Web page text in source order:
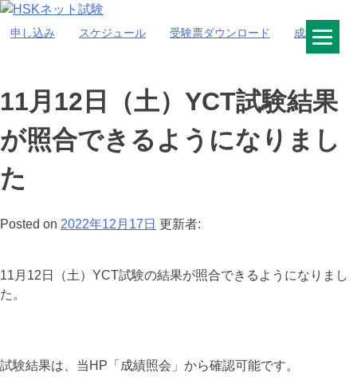
Skip
HSKネット試験
申し込み スケジュール 受験票ダウンロード 成績照会
11月12日（土）YCT試験結果
が照合できるようになりまし
た
Posted on 2022年12月17日 更新者:
11月12日（土）YCT試験の結果が照合できるようになりまし
た。
試験結果は、当HP「成績照会」から確認可能です。